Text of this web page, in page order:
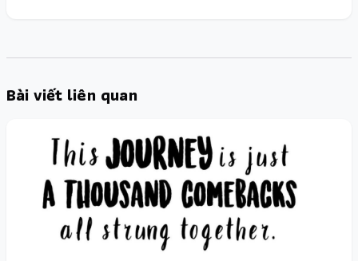
Bài viết liên quan